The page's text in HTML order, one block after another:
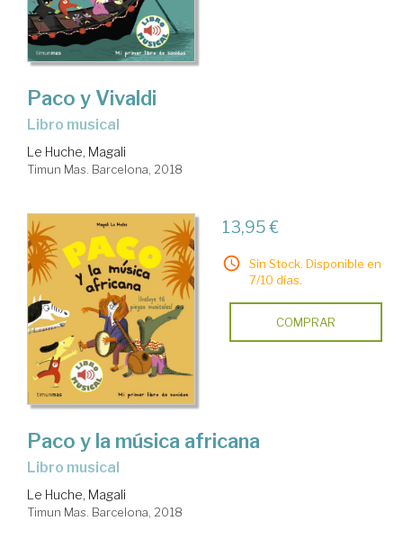
Paco y Vivaldi
Libro musical
Le Huche, Magali
Timun Mas. Barcelona, 2018
13,95 €
Sin Stock. Disponible en
7/10 días.
COMPRAR
Paco y la música africana
Libro musical
Le Huche, Magali
Timun Mas. Barcelona, 2018